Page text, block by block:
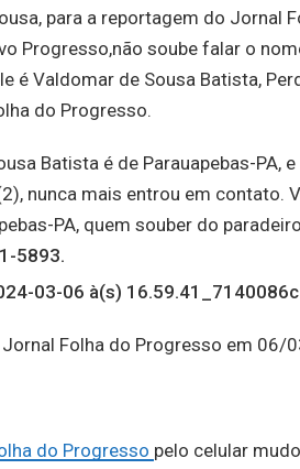
para a reportagem do Jornal
Progresso,não soube falar o
é Valdomar de Sousa Batista,
do Progresso.
Batista é de Parauapebas-PA,
nunca mais entrou em contato.
PA, quem souber do
5893.
Folha do Progresso em
do Progresso pelo celular